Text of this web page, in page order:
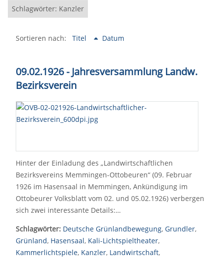
Schlagwörter: Kanzler
Sortieren nach: Titel Datum
09.02.1926 - Jahresversammlung Landw.
Bezirksverein
Hinter der Einladung des „Landwirtschaftlichen
Bezirksvereins Memmingen-Ottobeuren“ (09. Februar
1926 im Hasensaal in Memmingen, Ankündigung im
Ottobeurer Volksblatt vom 02. und 05.02.1926) verbergen
sich zwei interessante Details:…
Schlagwörter: Deutsche Grünlandbewegung, Grundler,
Grünland, Hasensaal, Kali-Lichtspieltheater,
Kammerlichtspiele, Kanzler, Landwirtschaft,